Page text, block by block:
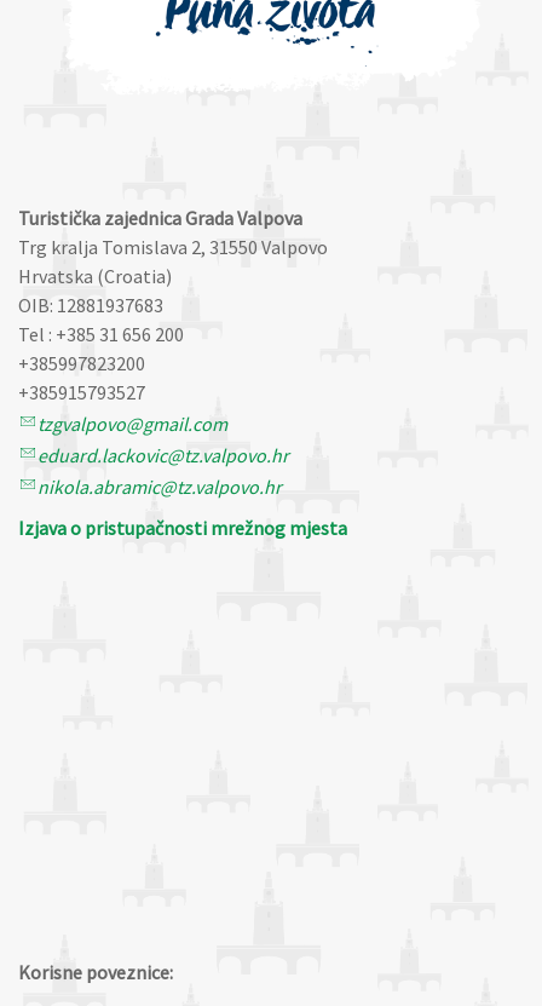
Turistička zajednica Grada Valpova
Trg kralja Tomislava 2, 31550 Valpovo
Hrvatska (Croatia)
OIB: 12881937683
Tel : +385 31 656 200
+385997823200
+385915793527
tzgvalpovo@gmail.com
eduard.lackovic@tz.valpovo.hr
nikola.abramic@tz.valpovo.hr
Izjava o pristupačnosti mrežnog mjesta
Korisne poveznice: